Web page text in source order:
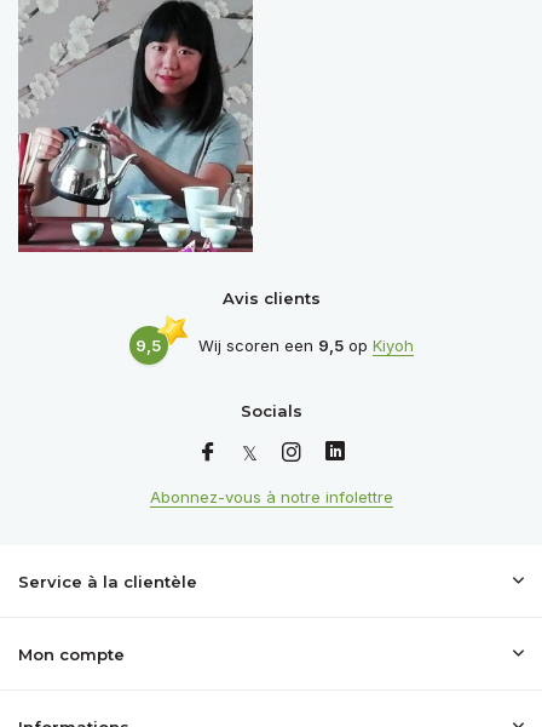
Avis clients
9,5 Wij scoren een 9,5op Kiyoh
Socials
Abonnez-vous à notre infolettre
Service à la clientèle
Mon compte